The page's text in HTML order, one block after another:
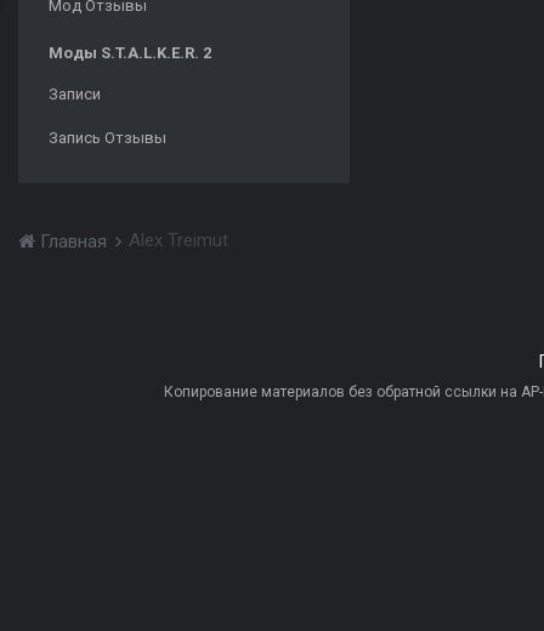
Мод Отзывы
Моды S.T.A.L.K.E.R. 2
Записи
Запись Отзывы
Главная Alex Treimut
Копирование материалов без обратной ссылки на